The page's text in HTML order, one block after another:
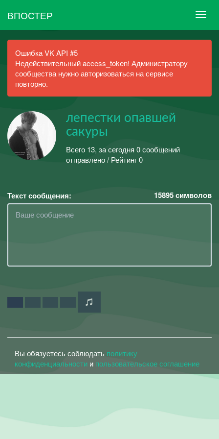
ВПОСТЕР
Ошибка VK API #5
Недействительный access_token! Администратору
сообщества нужно авторизоваться на сервисе
повторно.
лепестки опавшей
сакуры
Всего 13, за сегодня 0 сообщений
отправлено / Рейтинг 0
Текст сообщения: 15895символов
Вы обязуетесь соблюдать политику
конфиденциальности и пользовательское соглашение